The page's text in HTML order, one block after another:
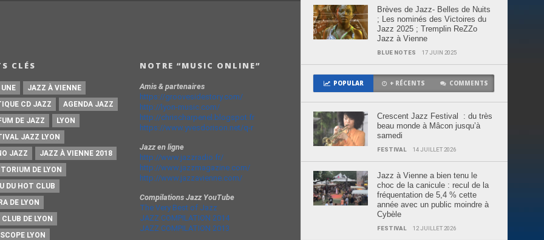
Brèves de Jazz- Belles de Nuits
; Les nominés des Victoires du
Jazz 2025 ; Tremplin ReZZo
Jazz à Vienne
BLUE NOTES 17 JUIN 2025
POPULAR + RÉCENTS COMMENTS
Crescent Jazz Festival : du très
beau monde à Mâcon jusqu’à
samedi
FESTIVAL 14 JUILLET 2026
Jazz à Vienne a bien tenu le
choc de la canicule : recul de la
fréquentation de 5,4 % cette
année avec un public moindre à
Cybèle
FESTIVAL 12 JUILLET 2026
CLÉS
JAZZ À VIENNE
CD JAZZ
AGENDA JAZZ
DE JAZZ
LYON
JAZZ LYON
JAZZ
JAZZ À VIENNE 2018
DE LYON
DU HOT CLUB
DE LYON
DE LYON
LYON
NOTRE “MUSIC ONLINE”
Amis & partenaires
https://groovesidestory.com/
http://lyon-music.com/
http://chrischarpenel.blogspot.fr
https://www.yvesdorison.net/q-r
Jazz en ligne
http://www.jazzradio.fr/
http://www.jazzmagazine.com/
http://www.jazzavienne.com/
Compilations Jazz YouTube
The Very Best of Jazz
JAZZ COMPILATION 2014
JAZZ COMPILATION 2013